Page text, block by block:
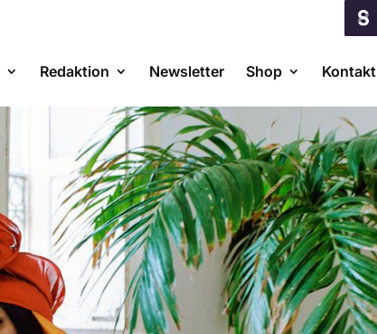
Redaktion Newsletter Shop Kontakt